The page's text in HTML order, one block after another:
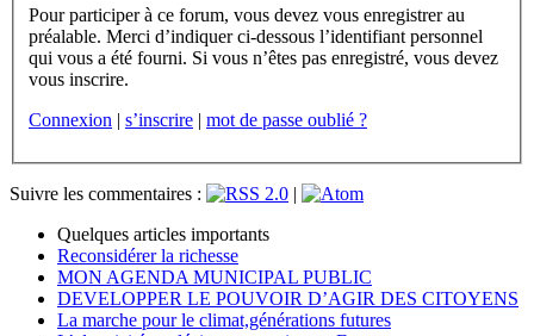
Pour participer à ce forum, vous devez vous enregistrer au
préalable. Merci d’indiquer ci-dessous l’identifiant personnel
qui vous a été fourni. Si vous n’êtes pas enregistré, vous devez
vous inscrire.
Connexion | s’inscrire | mot de passe oublié ?
Suivre les commentaires :
|
Quelques articles importants
Reconsidérer la richesse
MON AGENDA MUNICIPAL PUBLIC
DEVELOPPER LE POUVOIR D’AGIR DES CITOYENS
La marche pour le climat,générations futures